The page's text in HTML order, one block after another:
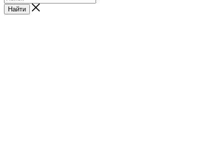
Найти